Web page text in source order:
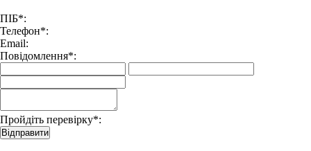
ПІБ*:
Телефон*:
Email:
Повідомлення*:
Пройдіть перевірку*:
Відправити